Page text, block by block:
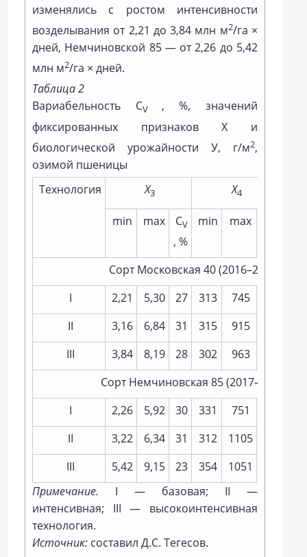
изменялись с ростом интенсивности
возделывания от 2,21 до 3,84 млн м2/га ×
дней, Немчиновской 85 — от 2,26 до 5,42
млн м2/га × дней.
Таблица 2
Вариабельность СV, %, значений
фиксированных признаков Х и
биологической урожайности У, г/м2,
озимой пшеницы
Технология
Х3 Х4
min max СV
, %
min max
Сорт Московская 40 (2016–2024 гг.,
I
2,21 5,30 27 313 745
II
3,16 6,84 31 315 915
III
3,84 8,19 28 302 963
Сорт Немчиновская 85 (2017–2024 гг.,
I
2,26 5,92 30 331 751
II
3,22 6,34 31 312 1105
III
5,42 9,15 23 354 1051
Примечание. I — базовая; II —
интенсивная; III — высокоинтенсивная
технология.
Источник: составил Д.С. Тегесов.